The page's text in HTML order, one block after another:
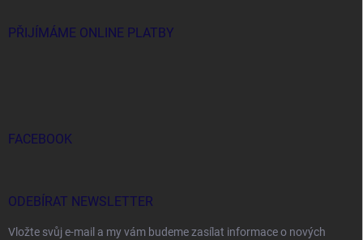
PŘIJÍMÁME ONLINE PLATBY
FACEBOOK
ODEBÍRAT NEWSLETTER
Vložte svůj e-mail a my vám budeme zasílat informace o nových